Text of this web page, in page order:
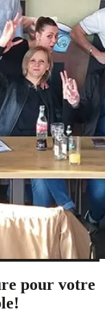
pour votre